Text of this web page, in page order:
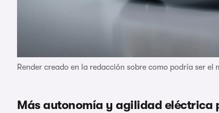
Render creado en la redacción sobre como podría ser el
Más autonomía y agilidad eléctrica